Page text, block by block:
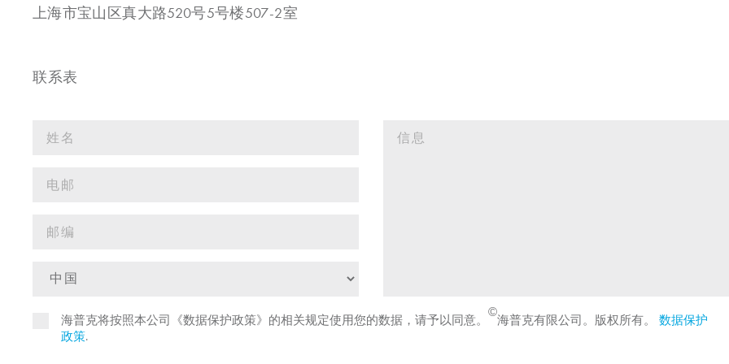
上海市宝山区真大路520号5号楼507-2室
联系表
海普克将按照本公司《数据保护政策》的相关规定使用您的数据，请予以同意。
©
海普克有限公司。版权所有。 数据保护
政策.